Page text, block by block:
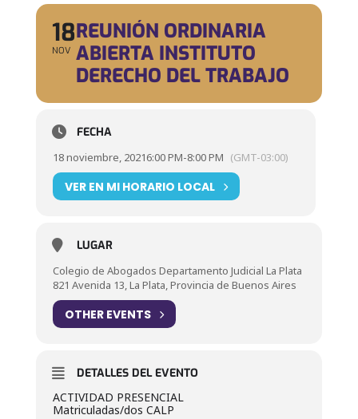
18
NOV
REUNIÓN ORDINARIA
ABIERTA INSTITUTO
DERECHO DEL TRABAJO
FECHA
18 noviembre, 20216:00 PM-8:00 PM (GMT-03:00)
VER EN MI HORARIO LOCAL
LUGAR
Colegio de Abogados Departamento Judicial La Plata
821 Avenida 13, La Plata, Provincia de Buenos Aires
OTHER EVENTS
DETALLES DEL EVENTO
ACTIVIDAD PRESENCIAL
Matriculadas/dos CALP